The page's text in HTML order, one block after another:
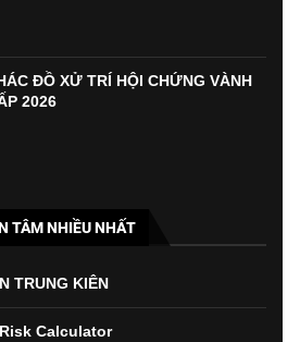
ĐỒ XỬ TRÍ HỘI CHỨNG VÀNH
2026
TÂM NHIỀU NHẤT
TRUNG KIÊN
Calculator